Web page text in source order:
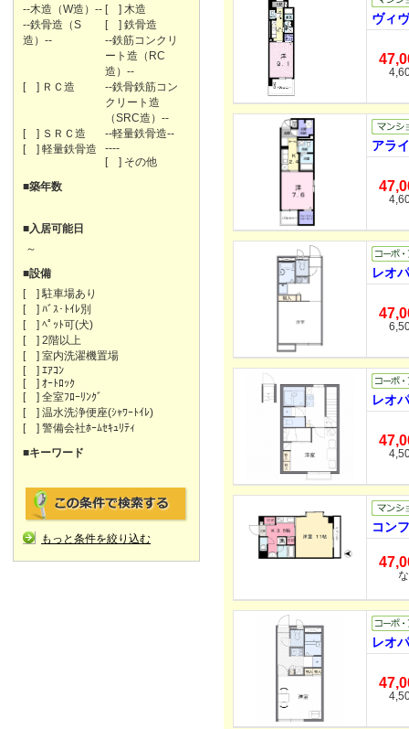
--木造（W造）-- [ ] 木造
--鉄骨造（S
造）--
[ ] 鉄骨造
--鉄筋コンクリ
ート造（RC
造）--
[ ] ＲＣ造
--鉄骨鉄筋コン
クリート造
（SRC造）--
[ ] ＳＲＣ造
--軽量鉄骨造--
[ ] 軽量鉄骨造
----
[ ] その他
■築年数
■入居可能日
～
■設備
[ ] 駐車場あり
[ ] ﾊﾞｽ･ﾄｲﾚ別
[ ] ﾍﾟｯﾄ可(犬)
[ ] 2階以上
[ ] 室内洗濯機置場
[ ] ｴｱｺﾝ
[ ] ｵｰﾄﾛｯｸ
[ ] 全室ﾌﾛｰﾘﾝｸﾞ
[ ] 温水洗浄便座(ｼｬﾜｰﾄｲﾚ)
[ ] 警備会社ﾎｰﾑｾｷｭﾘﾃｨ
■キーワード
もっと条件を絞り込む
ヴィ
アラ
レオ
レオ
コン
レオ